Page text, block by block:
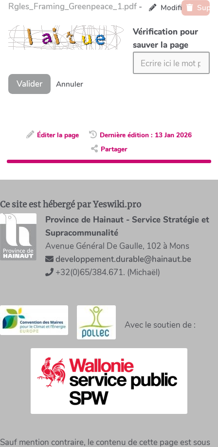
Rgles_Framing_Greenpeace_1.pdf - Modifier le
Vérification pour
sauver la page
Valider Annuler
Éditer la page
Dernière édition : 13 Jan 2026
Partager
Ce site est hébergé par Yeswiki.pro
Province de Hainaut - Service Stratégie et
Supracommunalité
Avenue Général De Gaulle, 102 à Mons
developpement.durable@hainaut.be
+32(0)65/384.671. (Michaël)
Avec le soutien de :
Sauf mention contraire, le contenu de cette page est sous